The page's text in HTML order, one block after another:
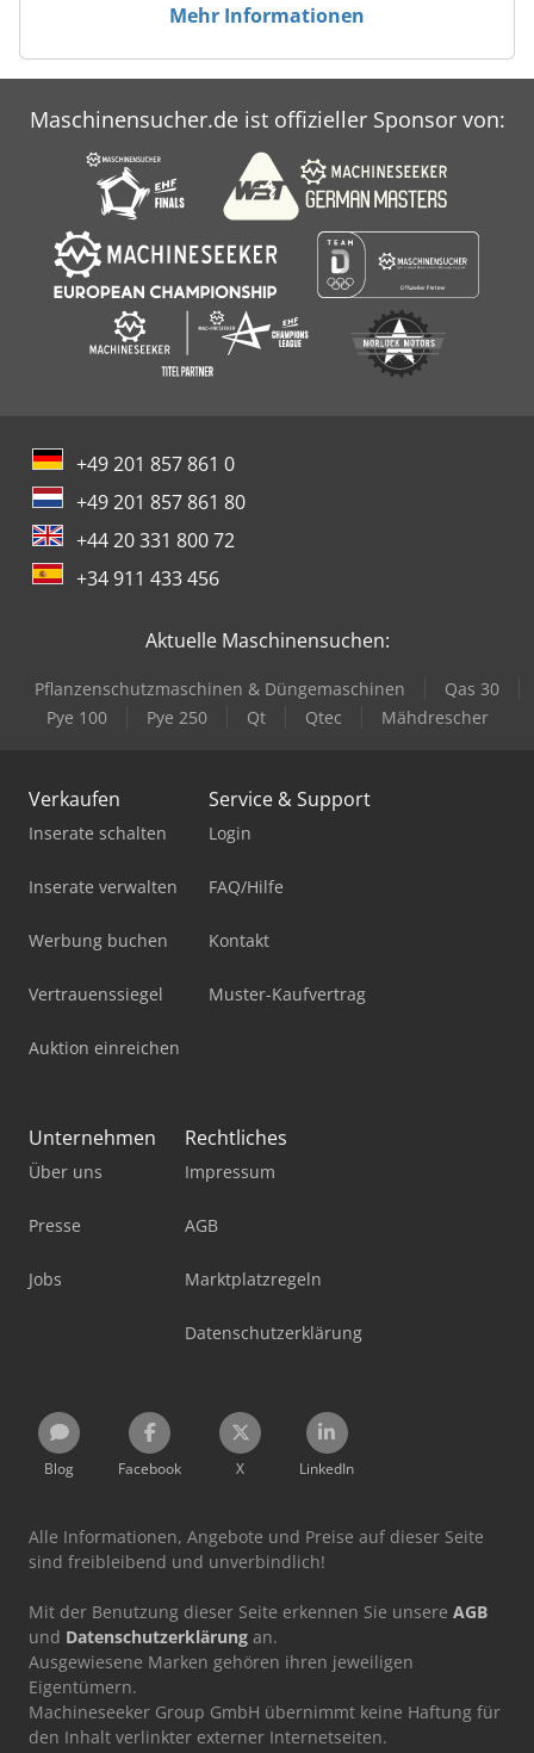
Mehr Informationen
Maschinensucher.de ist offizieller Sponsor von:
+49 201 857 861 0
+49 201 857 861 80
+44 20 331 800 72
+34 911 433 456
Aktuelle Maschinensuchen:
Pflanzenschutzmaschinen & Düngemaschinen
Qas 30
Pye 100
Pye 250 Qt Qtec Mähdrescher
Verkaufen
Inserate schalten
Inserate verwalten
Werbung buchen
Vertrauenssiegel
Auktion einreichen
Service & Support
Login
FAQ/Hilfe
Kontakt
Muster-Kaufvertrag
Unternehmen
Über uns
Presse
Jobs
Rechtliches
Impressum
AGB
Marktplatzregeln
Datenschutzerklärung
Blog Facebook X LinkedIn
Alle Informationen, Angebote und Preise auf dieser Seite
sind freibleibend und unverbindlich!
Mit der Benutzung dieser Seite erkennen Sie unsere AGB
und Datenschutzerklärung an.
Ausgewiesene Marken gehören ihren jeweiligen
Eigentümern.
Machineseeker Group GmbH übernimmt keine Haftung für
den Inhalt verlinkter externer Internetseiten.